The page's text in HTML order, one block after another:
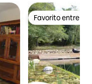
Favorito entre
Favorito entre